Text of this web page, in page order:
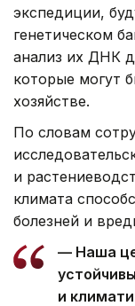
экспедиции,
генетическом
анализ их ДНК
которые могут
хозяйстве.
По словам
и
климата
болезней и
— Наша
и